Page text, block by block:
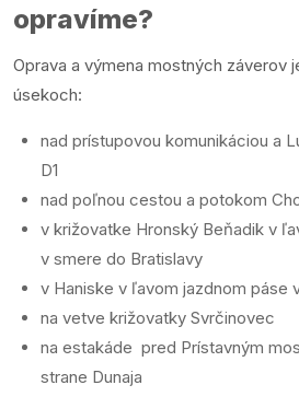
opravíme?
Oprava a výmena mostných záverov
úsekoch:
nad prístupovou komunikáciou a
D1
nad poľnou cestou a potokom
v križovatke Hronský Beňadik v
v smere do Bratislavy
v Haniske v ľavom jazdnom páse
na vetve križovatky Svrčinovec
na estakáde pred Prístavným
strane Dunaja